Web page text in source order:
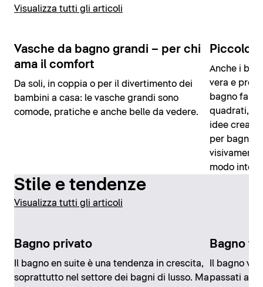
Visualizza tutti gli articoli
Vasche da bagno grandi – per chi
ama il comfort
Da soli, in coppia o per il divertimento dei
bambini a casa: le vasche grandi sono
comode, pratiche e anche belle da vedere.
Piccolo
Anche i
vera e
bagno
quadrati,
idee
per bagni
modo
Stile e tendenze
Visualizza tutti gli articoli
Bagno privato
Il bagno en suite è una tendenza in crescita,
soprattutto nel settore dei bagni di lusso. Ma
Bagno
Il bagno
passati al